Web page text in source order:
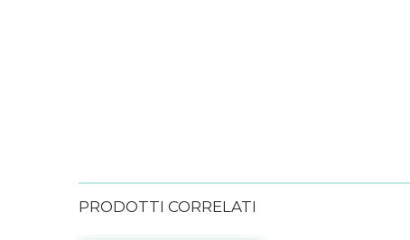
PRODOTTI CORRELATI